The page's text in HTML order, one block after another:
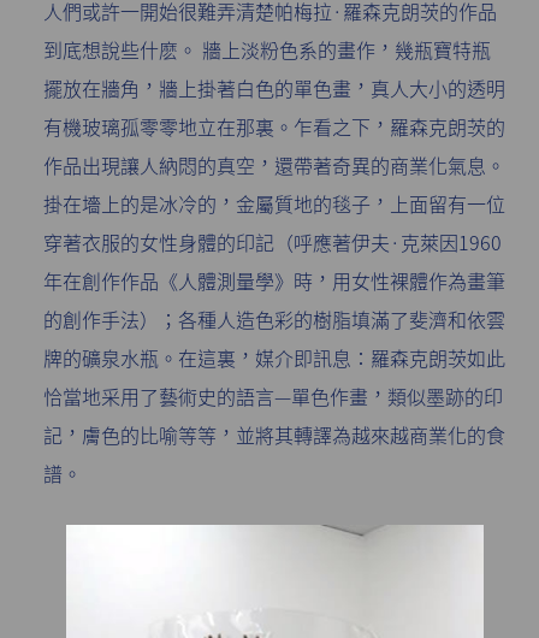
人們或許一開始很難弄清楚帕梅拉·羅森克朗茨的作品
到底想說些什麽。 牆上淡粉色系的畫作，幾瓶寶特瓶
擺放在牆角，牆上掛著白色的單色畫，真人大小的透明
有機玻璃孤零零地立在那裏。乍看之下，羅森克朗茨的
作品出現讓人納悶的真空，還帶著奇異的商業化氣息。
掛在墻上的是冰冷的，金屬質地的毯子，上面留有一位
穿著衣服的女性身體的印記（呼應著伊夫·克萊因1960
年在創作作品《人體測量學》時，用女性裸體作為畫筆
的創作手法）；各種人造色彩的樹脂填滿了斐濟和依雲
牌的礦泉水瓶。在這裏，媒介即訊息：羅森克朗茨如此
恰當地采用了藝術史的語言—單色作畫，類似墨跡的印
記，膚色的比喻等等，並將其轉譯為越來越商業化的食
譜。